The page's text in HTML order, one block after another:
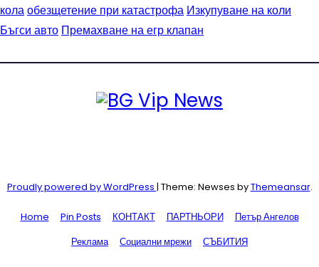
колаобезщетение при катастрофа Изкупуване на коли
Бъгси авто Премахване на егр клапан
Proudly powered by WordPress | Theme: Newses byThemeansar.
Home Pin Posts КОНТАКТ ПАРТНЬОРИ
Петър Ангелов
Реклама
Социални мрежи СЪБИТИЯ